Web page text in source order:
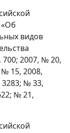
видов
2007, № 20,
№ 15, 2008,
3283; № 33,
№ 21,